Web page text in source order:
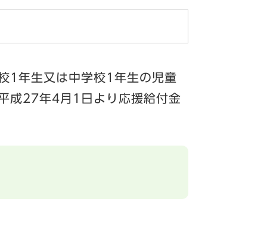
1年生又は中学校1年生の児童
成27年4月1日より応援給付金